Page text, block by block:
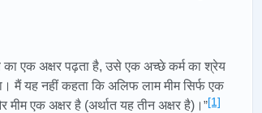
एक अक्षर पढ़ता है, उसे एक अच्छे कर्म का श्रेय
मैं यह नहीं कहता कि अलिफ लाम मीम सिर्फ एक
एक अक्षर है (अर्थात यह तीन अक्षर है)। ”[1]